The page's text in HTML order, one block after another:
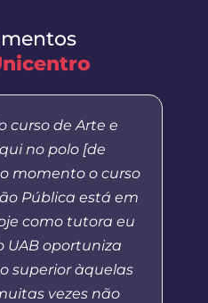
curso de Arte e
no polo [de
momento o curso
Pública está em
como tutora eu
UAB oportuniza
superior àquelas
vezes não